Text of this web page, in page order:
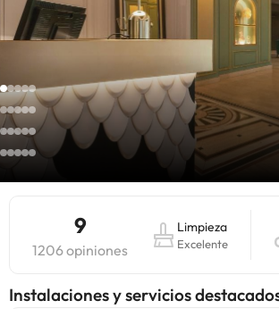
9
1206 opiniones
Limpieza
Excelente
Instalaciones y servicios